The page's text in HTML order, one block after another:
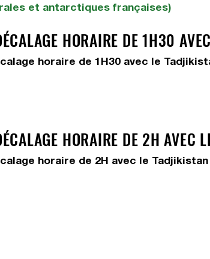
et antarctiques françaises)
HORAIRE DE 1H30
horaire de 1H30 avec le
HORAIRE DE 2H AVEC
horaire de 2H avec le Tadjikistan